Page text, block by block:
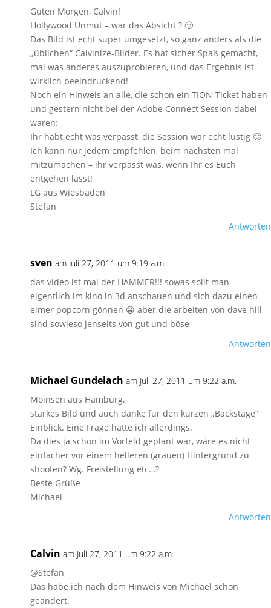
Guten Morgen, Calvin!
Hollywood Unmut – war das Absicht ? 🙂
Das Bild ist echt super umgesetzt, so ganz anders als die
„üblichen“ Calvinize-Bilder. Es hat sicher Spaß gemacht,
mal was anderes auszuprobieren, und das Ergebnis ist
wirklich beeindruckend!
Noch ein Hinweis an alle, die schon ein TION-Ticket haben
und gestern nicht bei der Adobe Connect Session dabei
waren:
Ihr habt echt was verpasst, die Session war echt lustig 🙂
Ich kann nur jedem empfehlen, beim nächsten mal
mitzumachen – ihr verpasst was, wenn Ihr es Euch
entgehen lasst!
LG aus Wiesbaden
Stefan
Antworten
sven am Juli 27, 2011 um 9:19 a.m.
das video ist mal der HAMMER!!! sowas sollt man
eigentlich im kino in 3d anschauen und sich dazu einen
eimer popcorn gönnen 😀 aber die arbeiten von dave hill
sind sowieso jenseits von gut und böse
Antworten
Michael Gundelach am Juli 27, 2011 um 9:22 a.m.
Moinsen aus Hamburg,
starkes Bild und auch danke für den kurzen „Backstage“
Einblick. Eine Frage hätte ich allerdings.
Da dies ja schon im Vorfeld geplant war, wäre es nicht
einfacher vor einem helleren (grauen) Hintergrund zu
shooten? Wg. Freistellung etc…?
Beste Grüße
Michael
Antworten
Calvin am Juli 27, 2011 um 9:22 a.m.
@Stefan
Das habe ich nach dem Hinweis von Michael schon
geändert.